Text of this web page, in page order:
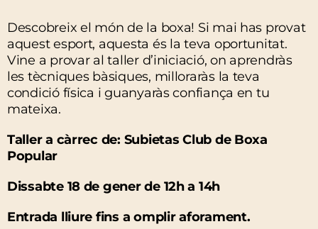
Descobreix el món de la boxa! Si mai has provat
aquest esport, aquesta és la teva oportunitat.
Vine a provar al taller d’iniciació, on aprendràs
les tècniques bàsiques, milloraràs la teva
condició física i guanyaràs confiança en tu
mateixa.
Taller a càrrec de: Subietas Club de Boxa
Popular
Dissabte 18 de gener de 12h a 14h
Entrada lliure fins a omplir aforament.